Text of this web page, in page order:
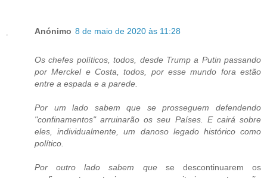
Anónimo 8 de maio de 2020 às 11:28
Os chefes políticos, todos, desde Trump a Putin passando
por Merckel e Costa, todos, por esse mundo fora estão
entre a espada e a parede.
Por um lado sabem que se prosseguem defendendo
"confinamentos" arruinarão os seu Países. E cairá sobre
eles, individualmente, um danoso legado histórico como
político.
Por outro lado sabem que se descontinuarem os